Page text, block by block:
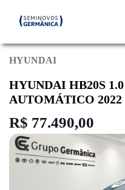
HYUNDAI
HYUNDAI HB20S
AUTOMÁTICO 2022
R$ 77.490,00